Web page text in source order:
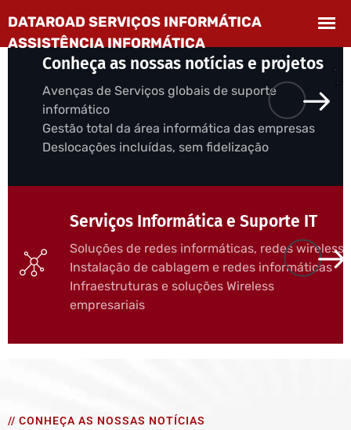
Conheça as nossas notícias e projetos
Avenças de Serviços globais de suporte
informático
Gestão total da área informática das empresas
Deslocações incluídas, sem fidelização
Serviços Informática e Suporte IT
Soluções de redes informáticas, redes wireless
Instalação de cablagem e redes informáticas
Infraestruturas e soluções Wireless
empresariais
// CONHEÇA AS NOSSAS NOTÍCIAS